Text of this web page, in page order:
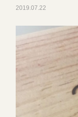
2019.07.22